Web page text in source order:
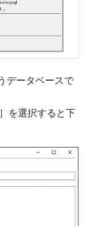
データベースで
を選択すると下